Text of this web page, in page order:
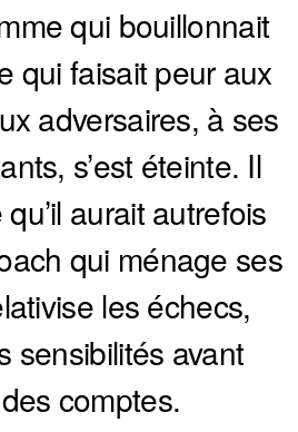
qui bouillonnait
qui faisait peur aux
adversaires, à ses
s’est éteinte. Il
aurait autrefois
qui ménage ses
les échecs,
sensibilités avant
comptes.